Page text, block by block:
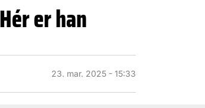
er han
23. mar. 2025 - 15:33